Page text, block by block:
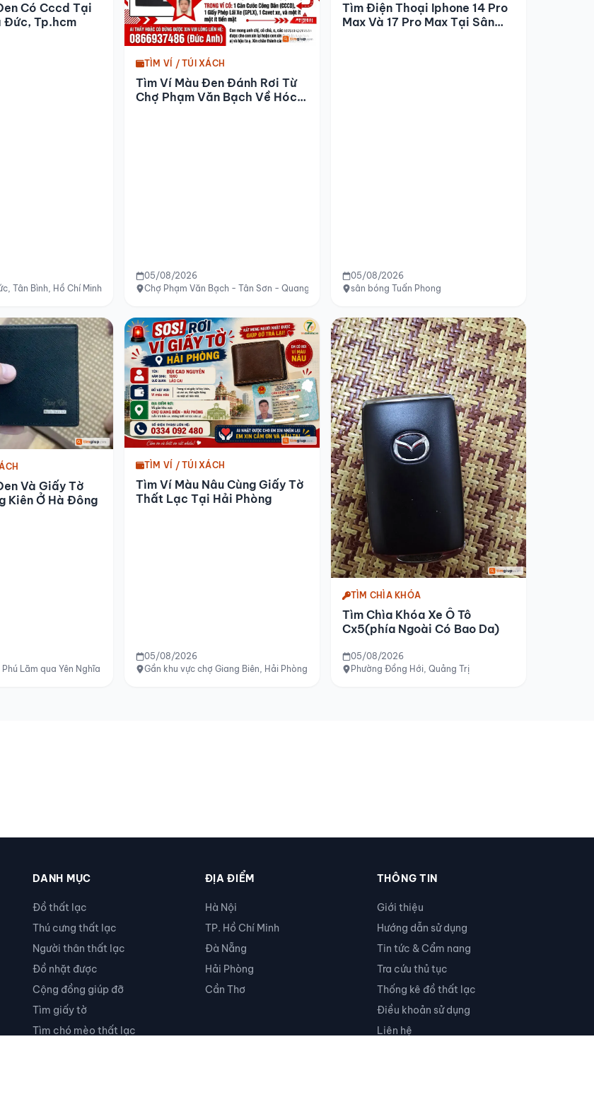
chợ Mỹ Tho, Đồng Tháp
Có Cccd Tại
Đức, Tp.hcm
Tân Bình, Hồ Chí Minh
TÌM VÍ / TÚI XÁCH
Tìm Ví Màu Đen Đánh Rơi Từ
Chợ Phạm Văn Bạch Về Hóc
05/08/2026
Chợ Phạm Văn Bạch - Tân Sơn - Quang Trung - Tô Ký - Lê Lợi - Hóc Môn
Tìm Điện Thoại Iphone 14 Pro
Max Và 17 Pro Max Tại Sân
05/08/2026
sân bóng Tuấn Phong
Và Giấy Tờ
Kiên Ở Hà Đông
Lãm qua Yên Nghĩa đến Quang Trung, Hà Đông, Hà Nội
TÌM VÍ / TÚI XÁCH
Tìm Ví Màu Nâu Cùng Giấy Tờ
Thất Lạc Tại Hải Phòng
05/08/2026
Gần khu vực chợ Giang Biên, Hải Phòng
TÌM CHÌA KHÓA
Tìm Chìa Khóa Xe Ô Tô
Cx5(phía Ngoài Có Bao Da)
05/08/2026
Phường Đồng Hới, Quảng Trị
DANH MỤC
Đồ thất lạc
Thú cưng thất lạc
Người thân thất lạc
Đồ nhặt được
Cộng đồng giúp đỡ
Tìm giấy tờ
Tìm chó mèo thất lạc
ĐỊA ĐIỂM
Hà Nội
TP. Hồ Chí Minh
Đà Nẵng
Hải Phòng
Cần Thơ
THÔNG TIN
Giới thiệu
Hướng dẫn sử dụng
Tin tức & Cẩm nang
Tra cứu thủ tục
Thống kê đồ thất lạc
Điều khoản sử dụng
Liên hệ